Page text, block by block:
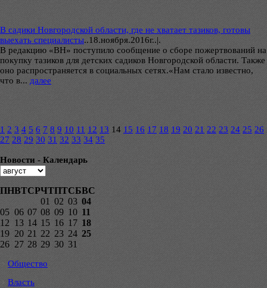
В садики Новгородской области, где не хватает тазиков, готовы
выехать специалисты..18.ноября.2016г..|.
В редакцию «ВН» поступило сообщение о сборе пожертвований на
покупку тазиков для детских садиков Новгородской области. Также
оно распространяется в социальных сетях.«Нам стало известно,
что в... далее
1 2 3 4 5 6 7 8 9 10 11 12 13 14 15 16 17 18 19 20 21 22 23 24 25 26
27 28 29 30 31 32 33 34 35
Новости - Календарь
ПНВТСРЧТПТСБВС
01 02 03 04
05 06 07 08 09 10 11
12 13 14 15 16 17 18
19 20 21 22 23 24 25
26 27 28 29 30 31
Общество
Власть